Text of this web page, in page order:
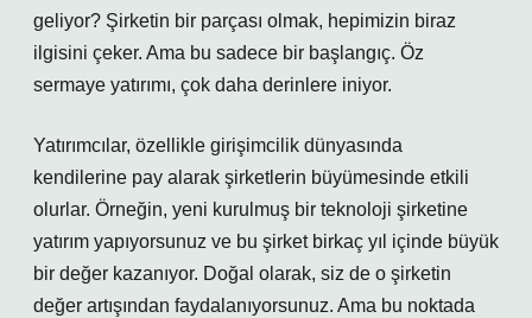
geliyor? Şirketin bir parçası olmak, hepimizin biraz
ilgisini çeker. Ama bu sadece bir başlangıç. Öz
sermaye yatırımı, çok daha derinlere iniyor.
Yatırımcılar, özellikle girişimcilik dünyasında
kendilerine pay alarak şirketlerin büyümesinde etkili
olurlar. Örneğin, yeni kurulmuş bir teknoloji şirketine
yatırım yapıyorsunuz ve bu şirket birkaç yıl içinde büyük
bir değer kazanıyor. Doğal olarak, siz de o şirketin
değer artışından faydalanıyorsunuz. Ama bu noktada